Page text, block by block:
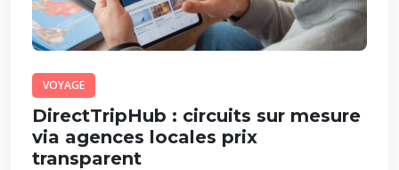
VOYAGE
DirectTripHub : circuits sur mesure
via agences locales prix
transparent